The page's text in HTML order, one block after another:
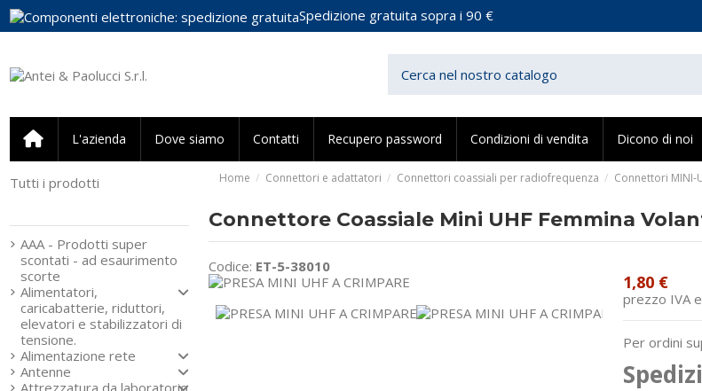
Spedizione gratuita sopra i 90 €
L'azienda Dove siamo Contatti Recupero password Condizioni di vendita Dicono di noi
Home Connettori e adattatori Connettori coassiali per radiofrequenza Connettori MINI-
Connettore Coassiale Mini UHF Femmina
Codice: ET-5-38010
1,80 €
prezzo IVA
Per ordini
Tutti i prodotti
AAA - Prodotti super
scontati - ad esaurimento
scorte
Alimentatori,
caricabatterie, riduttori,
elevatori e stabilizzatori di
tensione.
Alimentazione rete
Antenne